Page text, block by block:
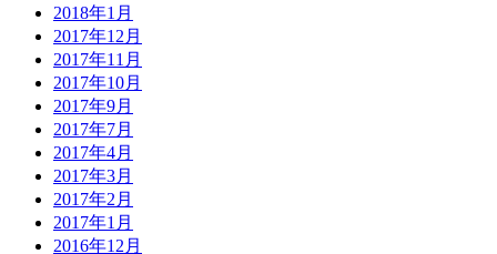
2018年1月
2017年12月
2017年11月
2017年10月
2017年9月
2017年7月
2017年4月
2017年3月
2017年2月
2017年1月
2016年12月